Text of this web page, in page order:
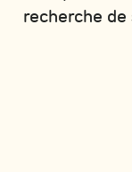
recherche